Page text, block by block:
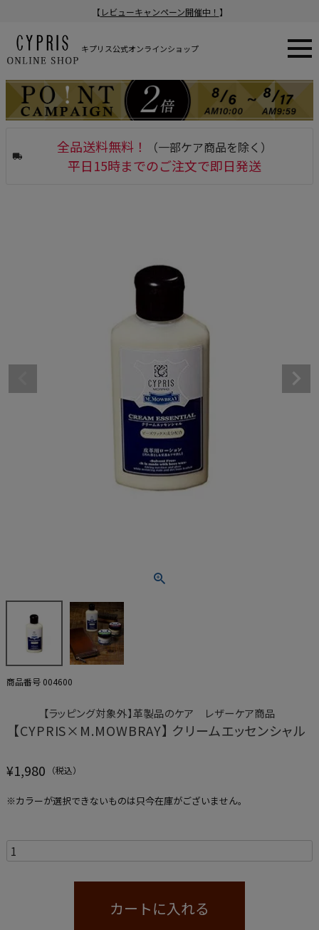
【 レビューキャンペーン開催中！ 】
キプリス公式オンラインショップ
全品送料無料！ （一部ケア商品を除く）
平日15時までのご注文で即日発送
商品番号 004600
【ラッピング対象外】革製品のケア レザーケア商品
【CYPRIS×M.MOWBRAY】 クリームエッセンシャル
¥1,980
※カラーが選択できないものは只今在庫がございません。
カートに入れる